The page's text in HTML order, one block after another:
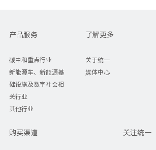
产品服务
碳中和重点行业
新能源车、新能源基
础设施及数字社会相
关行业
其他行业
了解更多
关于统一
媒体中心
购买渠道 关注统一